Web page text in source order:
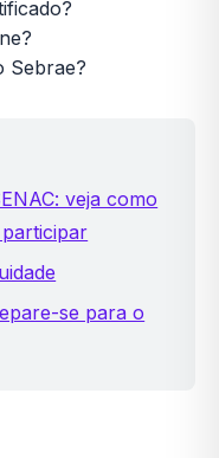
Sebrae?
veja como
se para o